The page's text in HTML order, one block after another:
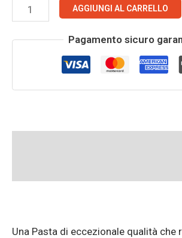
AGGIUNGI AL CARRELLO
Pagamento sicuro
Una Pasta di eccezionale qualità che